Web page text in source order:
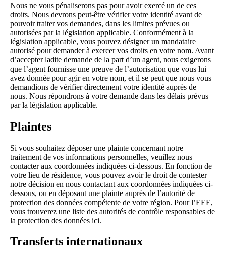
Nous ne vous pénaliserons pas pour avoir exercé un de ces
droits. Nous devrons peut-être vérifier votre identité avant de
pouvoir traiter vos demandes, dans les limites prévues ou
autorisées par la législation applicable. Conformément à la
législation applicable, vous pouvez désigner un mandataire
autorisé pour demander à exercer vos droits en votre nom. Avant
d’accepter ladite demande de la part d’un agent, nous exigerons
que l’agent fournisse une preuve de l’autorisation que vous lui
avez donnée pour agir en votre nom, et il se peut que nous vous
demandions de vérifier directement votre identité auprès de
nous. Nous répondrons à votre demande dans les délais prévus
par la législation applicable.
Plaintes
Si vous souhaitez déposer une plainte concernant notre
traitement de vos informations personnelles, veuillez nous
contacter aux coordonnées indiquées ci-dessous. En fonction de
votre lieu de résidence, vous pouvez avoir le droit de contester
notre décision en nous contactant aux coordonnées indiquées ci-
dessous, ou en déposant une plainte auprès de l’autorité de
protection des données compétente de votre région. Pour l’EEE,
vous trouverez une liste des autorités de contrôle responsables de
la protection des données ici.
Transferts internationaux